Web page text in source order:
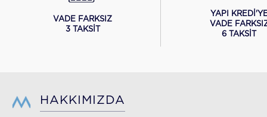
VADE FARKSIZ
3 TAKSİT
YAPI
VADE
6 TAKSİT
HAKKIMIZDA